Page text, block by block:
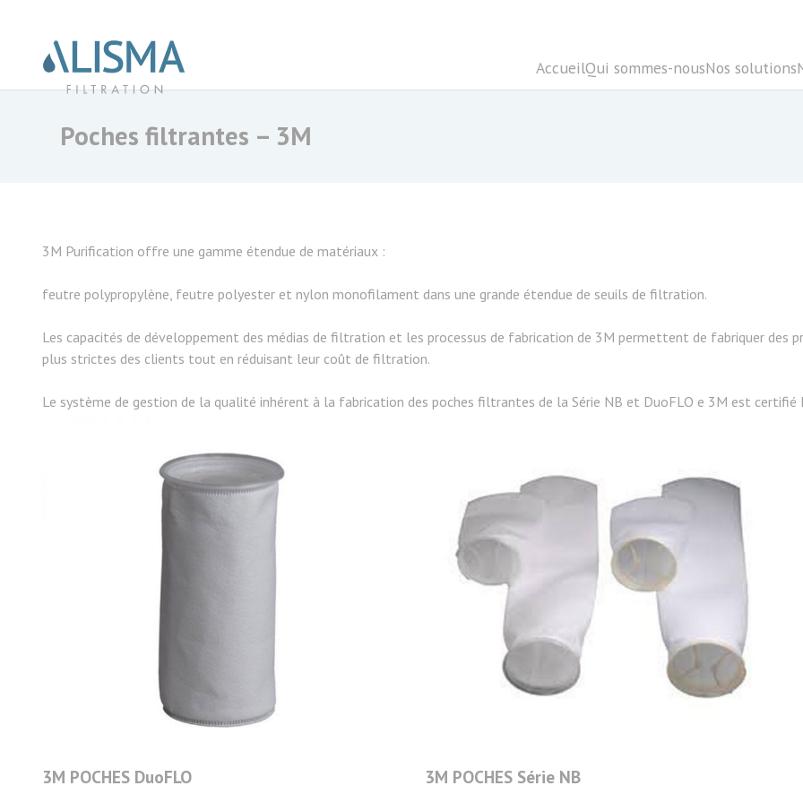
AccueilQui sommes-nousNos solutions
Poches filtrantes – 3M
3M Purification offre une gamme étendue de matériaux :
feutre polypropylène, feutre polyester et nylon monofilament dans une grande étendue de seuils de filtration.
Les capacités de développement des médias de filtration et les processus de fabrication de 3M permettent de fabriquer des
plus strictes des clients tout en réduisant leur coût de filtration.
Le système de gestion de la qualité inhérent à la fabrication des poches filtrantes de la Série NB et DuoFLO e 3M est certifié
3M POCHES DuoFLO 3M POCHES Série NB